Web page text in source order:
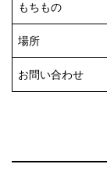
もちもの
場所
お問い合わせ